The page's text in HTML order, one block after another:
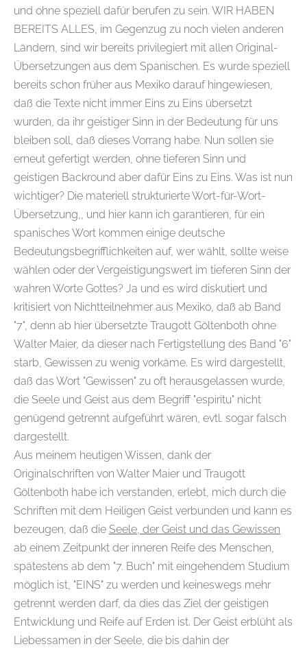
und ohne speziell dafür berufen zu sein. WIR HABEN
BEREITS ALLES, im Gegenzug zu noch vielen anderen
Ländern, sind wir bereits privilegiert mit allen Original-
Übersetzungen aus dem Spanischen. Es wurde speziell
bereits schon früher aus Mexiko darauf hingewiesen,
daß die Texte nicht immer Eins zu Eins übersetzt
wurden, da ihr geistiger Sinn in der Bedeutung für uns
bleiben soll, daß dieses Vorrang habe. Nun sollen sie
erneut gefertigt werden, ohne tieferen Sinn und
geistigen Backround aber dafür Eins zu Eins. Was ist nun
wichtiger? Die materiell strukturierte Wort-für-Wort-
Übersetzung,, und hier kann ich garantieren, für ein
spanisches Wort kommen einige deutsche
Bedeutungsbegrifflichkeiten auf, wer wählt, sollte weise
wählen oder der Vergeistigungswert im tieferen Sinn der
wahren Worte Gottes? Ja und es wird diskutiert und
kritisiert von Nichtteilnehmer aus Mexiko, daß ab Band
"7", denn ab hier übersetzte Traugott Göltenboth ohne
Walter Maier, da dieser nach Fertigstellung des Band "6"
starb, Gewissen zu wenig vorkäme. Es wird dargestellt,
daß das Wort "Gewissen" zu oft herausgelassen wurde,
die Seele und Geist aus dem Begriff "espiritu" nicht
genügend getrennt aufgeführt wären, evtl. sogar falsch
dargestellt.
Aus meinem heutigen Wissen, dank der
Originalschriften von Walter Maier und Traugott
Göltenboth habe ich verstanden, erlebt, mich durch die
Schriften mit dem Heiligen Geist verbunden und kann es
bezeugen, daß die Seele, der Geist und das Gewissen
ab einem Zeitpunkt der inneren Reife des Menschen,
spätestens ab dem "7. Buch" mit eingehendem Studium
möglich ist, "EINS" zu werden und keineswegs mehr
getrennt werden darf, da dies das Ziel der geistigen
Entwicklung und Reife auf Erden ist. Der Geist erblüht als
Liebessamen in der Seele, die bis dahin der